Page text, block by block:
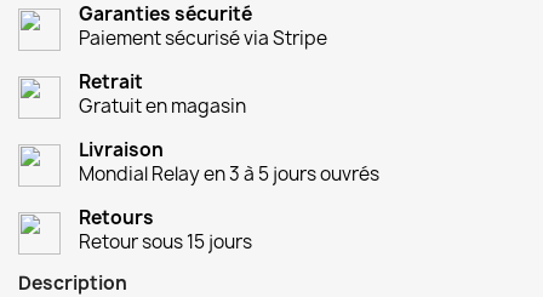
Garanties sécurité
Paiement sécurisé via Stripe
Retrait
Gratuit en magasin
Livraison
Mondial Relay en 3 à 5 jours ouvrés
Retours
Retour sous 15 jours
Description